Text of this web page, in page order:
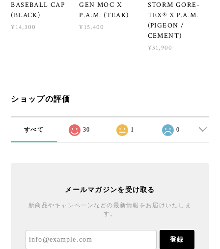
BASEBALL CAP
(BLACK)
¥14,300
GEN MOC X
P.A.M. (TEAK)
¥15,400
STORM GORE-
TEX® X P.A.M.
(PIGEON /
CEMENT)
¥31,900
ショップの評価
すべて 30 1 0
メールマガジンを受け取る
新商品やキャンペーンなどの最新情報をお届けいたしま
す。
登録